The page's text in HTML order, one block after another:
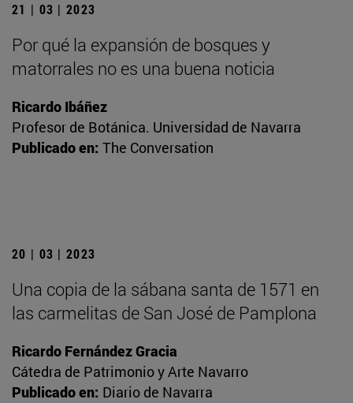
21 | 03 | 2023
Por qué la expansión de bosques y
matorrales no es una buena noticia
Ricardo Ibáñez
Profesor de Botánica. Universidad de Navarra
Publicado en: The Conversation
20 | 03 | 2023
Una copia de la sábana santa de 1571 en
las carmelitas de San José de Pamplona
Ricardo Fernández Gracia
Cátedra de Patrimonio y Arte Navarro
Publicado en: Diario de Navarra